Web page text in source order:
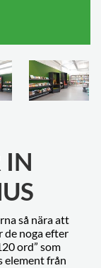
IN
så nära att
de noga efter
ord” som
element från